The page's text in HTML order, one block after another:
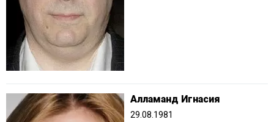
Алламанд Игнасия
29.08.1981